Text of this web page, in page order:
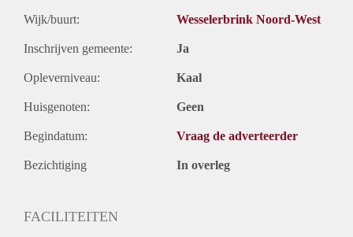
Wijk/buurt: Wesselerbrink Noord-West
Inschrijven gemeente: Ja
Opleverniveau: Kaal
Huisgenoten: Geen
Begindatum: Vraag de adverteerder
Bezichtiging In overleg
FACILITEITEN